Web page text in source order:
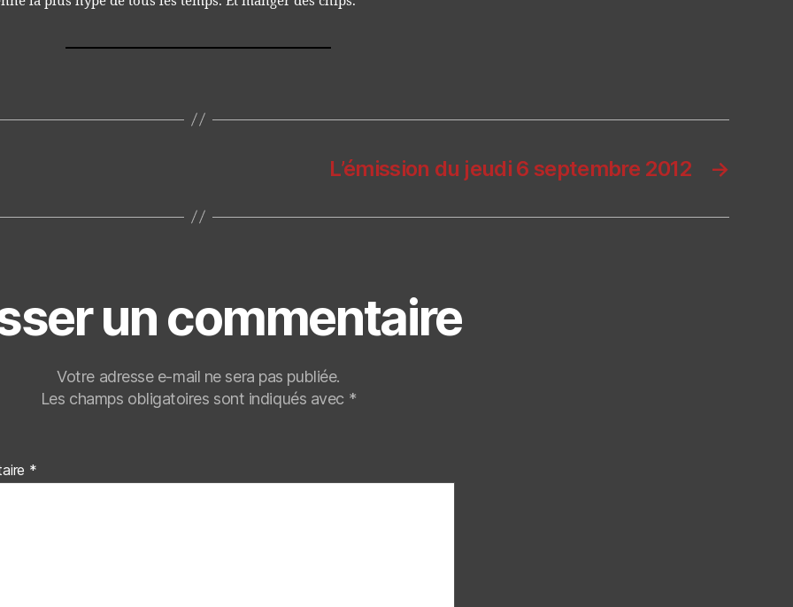
→
L’émission du jeudi 6 septembre 2012
un commentaire
Votre adresse e-mail ne sera pas publiée.
Les champs obligatoires sont indiqués avec *
*